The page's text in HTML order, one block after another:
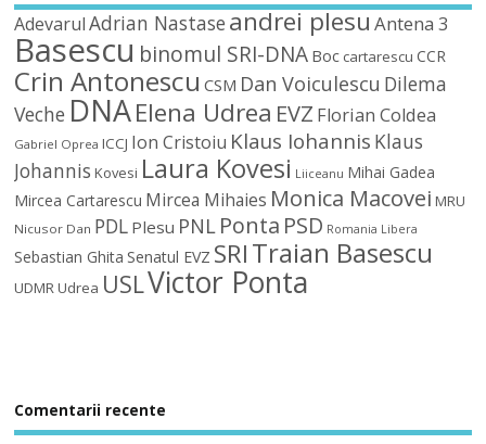
Adevarul Adrian Nastase andrei plesu Antena 3
Basescu binomul SRI-DNA Boc cartarescu CCR
Crin Antonescu CSM Dan Voiculescu Dilema
Veche DNAElena Udrea EVZ Florian Coldea
Gabriel Oprea ICCJ Ion Cristoiu Klaus Iohannis Klaus
Johannis Kovesi Laura Kovesi Liiceanu Mihai Gadea
Mircea Cartarescu Mircea Mihaies Monica Macovei MRU
Nicusor Dan PDL Plesu PNL Ponta PSD Romania Libera
Sebastian Ghita Senatul EVZ SRITraian Basescu
UDMRUdrea USLVictor Ponta
Comentarii recente